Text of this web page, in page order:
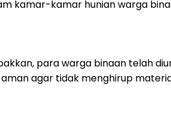
kamar-kamar hunian warga
para warga binaan telah
agar tidak menghirup